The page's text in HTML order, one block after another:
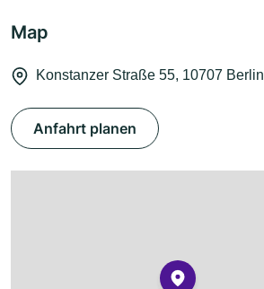
Map
Konstanzer Straße 55, 10707 Berlin
Anfahrt planen